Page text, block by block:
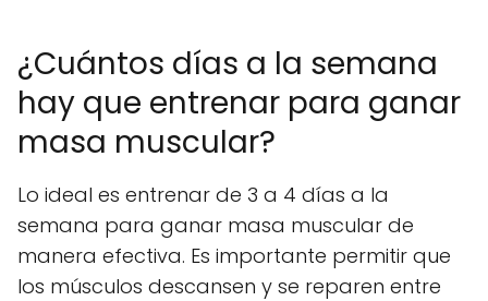
¿Cuántos días a la semana
hay que entrenar para ganar
masa muscular?
Lo ideal es entrenar de 3 a 4 días a la
semana para ganar masa muscular de
manera efectiva. Es importante permitir que
los músculos descansen y se reparen entre